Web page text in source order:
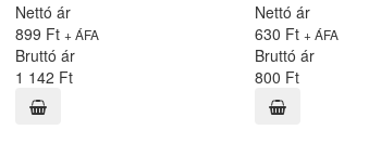
Nettó ár
899 Ft+ ÁFA
Bruttó ár
1 142 Ft
Nettó ár
630 Ft + ÁFA
Bruttó ár
800 Ft